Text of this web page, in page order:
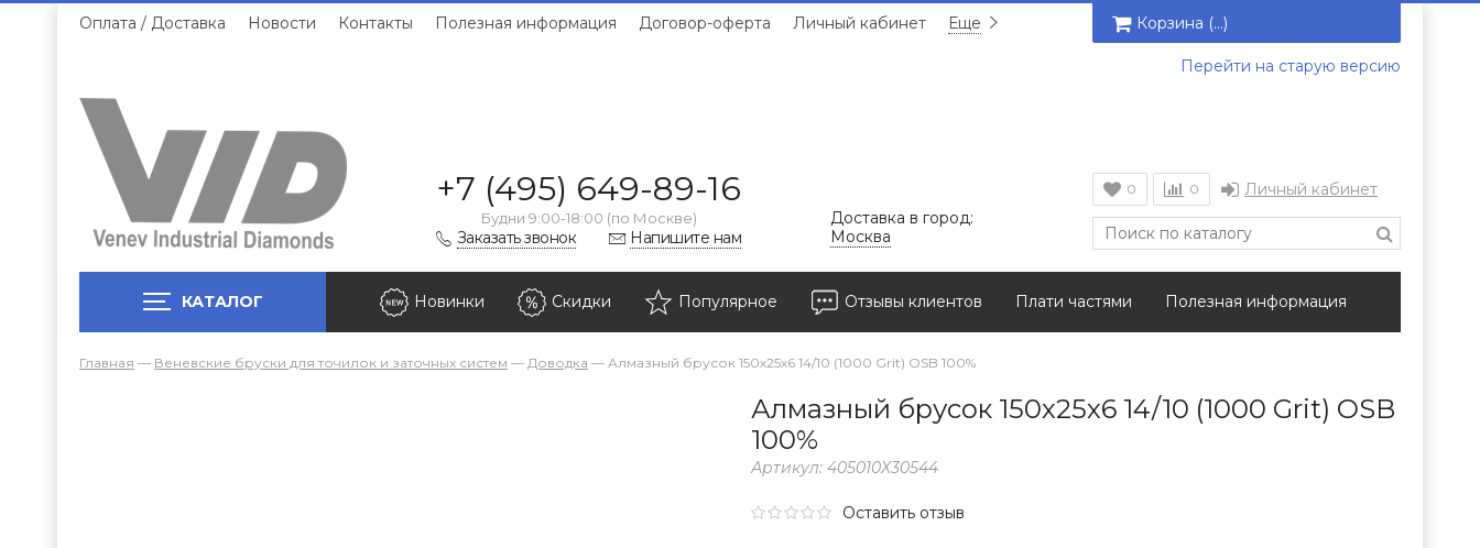
Оплата / Доставка Новости Контакты Полезная информация Договор-оферта Личный кабинет Еще Корзина (…)
Перейти на старую версию
+7 (495) 649-89-16
Будни 9:00-18:00 (по Москве)
Заказать звонок Напишите нам
Доставка в город:
Москва
0 0 Личный кабинет
КАТАЛОГ Новинки Скидки Популярное Отзывы клиентов Плати частями Полезная информация
Главная — Веневские бруски для точилок и заточных систем — Доводка — Алмазный брусок 150х25х6 14/10 (1000 Grit) OSB 100%
Алмазный брусок 150х25х6 14/10 (1000 Grit) OSB
100%
Артикул: 405010Х30544
Оставить отзыв